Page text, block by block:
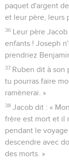
paquet d'argent
et leur père, leurs
36 Leur père
enfants ! Joseph
prendriez
37 Ruben dit à son
tu pourras faire
ramènerai. »
38 Jacob dit : «
frère est mort et il
pendant le
descendre avec
des morts. »